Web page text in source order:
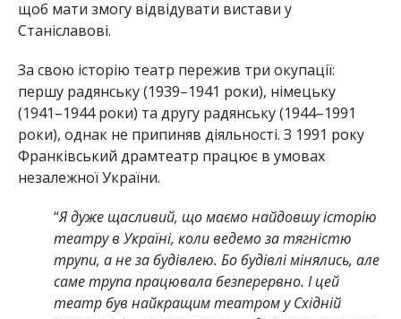
щоб мати змогу відвідувати вистави у
Станіславові.
За свою історію театр пережив три окупації:
першу радянську (1939–1941 роки), німецьку
(1941–1944 роки) та другу радянську (1944–1991
роки), однак не припиняв діяльності. З 1991 року
Франківський драмтеатр працює в умовах
незалежної України.
“Я дуже щасливий, що маємо найдовшу історію
театру в Україні, коли ведемо за тягністю
трупи, а не за будівлею. Бо будівлі мінялись, але
саме трупа працювала безперервно. І цей
театр був найкращим театром у Східній